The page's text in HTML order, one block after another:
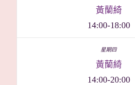
黃蘭綺
14:00-18:00
黃蘭綺
14:00-20:00